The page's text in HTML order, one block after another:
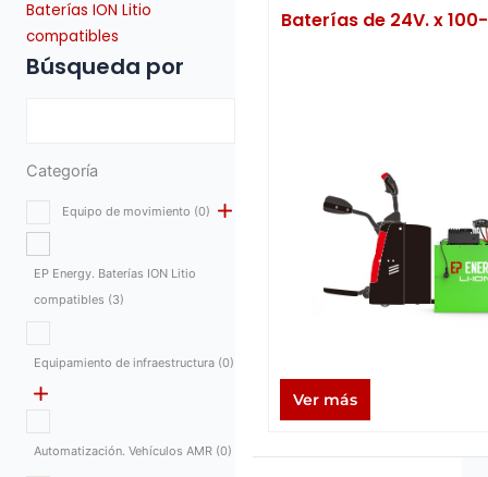
Baterías ION Litio
compatibles
Búsqueda por
Categoría
Equipo de movimiento (0)
EP Energy. Baterías ION Litio
compatibles (3)
Equipamiento de infraestructura (0)
Automatización. Vehículos AMR (0)
Baterías de 24V. x
Ver más